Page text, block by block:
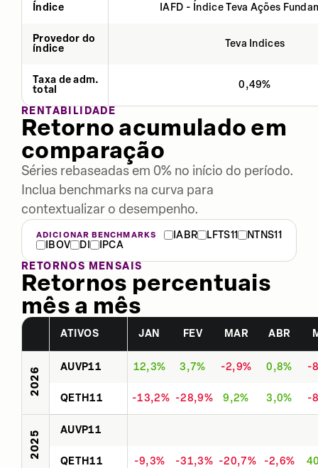
Índice IAFD - Índice Teva Ações
Provedor do
índice
Teva Indices
Taxa de adm.
total
0,49%
RENTABILIDADE
Retorno acumulado em
comparação
Séries rebaseadas em 0% no início do período.
Inclua benchmarks na curva para
contextualizar o desempenho.
ADICIONAR BENCHMARKS IABR LFTS11
NTNS11
IBOV
DI
IPCA
RETORNOS MENSAIS
Retornos percentuais
mês a mês
ATIVOS JAN FEV MAR ABR
2026 AUVP11 12,3% 3,7% -2,9% 0,8% -
QETH11 -13,2% -28,9% 9,2% 3,0% -
2025 AUVP11
QETH11 -9,3% -31,3% -20,7% -2,6%